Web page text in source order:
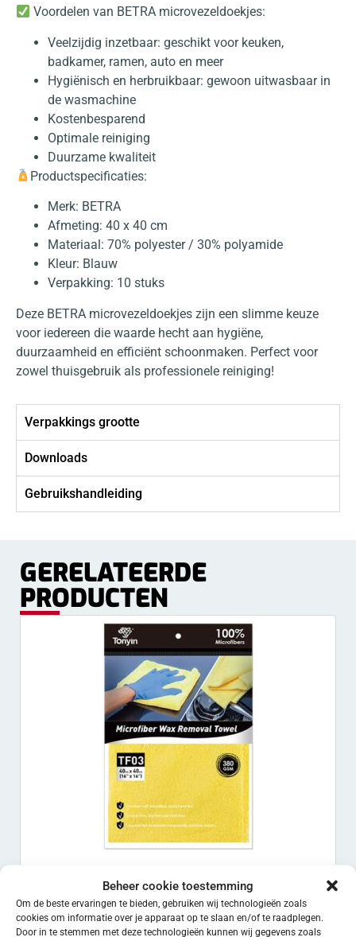
Beheer cookie toestemming
Om de beste ervaringen te bieden, gebruiken wij technologieën zoals
cookies om informatie over je apparaat op te slaan en/of te raadplegen.
Door in te stemmen met deze technologieën kunnen wij gegevens zoals
Voordelen van BETRA microvezeldoekjes:
Veelzijdig inzetbaar: geschikt voor keuken,
badkamer, ramen, auto en meer
Hygiënisch en herbruikbaar: gewoon uitwasbaar in
de wasmachine
Kostenbesparend
Optimale reiniging
Duurzame kwaliteit
Productspecificaties:
Merk: BETRA
Afmeting: 40 x 40 cm
Materiaal: 70% polyester / 30% polyamide
Kleur: Blauw
Verpakking: 10 stuks
Deze BETRA microvezeldoekjes zijn een slimme keuze
voor iedereen die waarde hecht aan hygiëne,
duurzaamheid en efficiënt schoonmaken. Perfect voor
zowel thuisgebruik als professionele reiniging!
Verpakkings grootte
Downloads
Gebruikshandleiding
GERELATEERDE
PRODUCTEN
MICROVEZEL WAX DOEK GEEL
€1.90 EXCL. BTW